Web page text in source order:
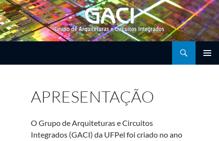
Pular
para
o
conteúdo
GACI – Grupo de Arquiteturas e Circuitos Integrados
APRESENTAÇÃO
O Grupo de Arquiteturas e Circuitos
Integrados (GACI) da UFPel foi criado no ano